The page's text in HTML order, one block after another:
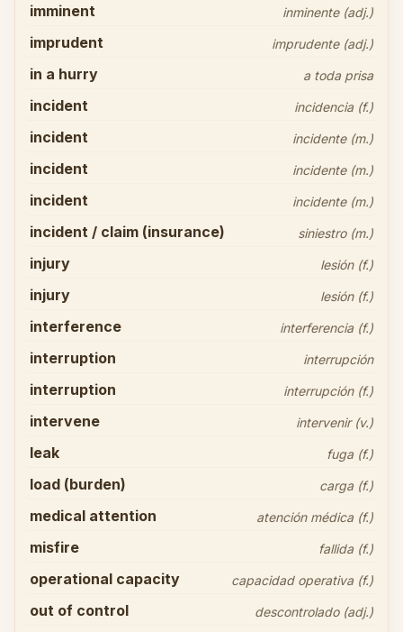
imminent inminente (adj.)
imprudent imprudente (adj.)
in a hurry a toda prisa
incident incidencia (f.)
incident incidente (m.)
incident incidente (m.)
incident incidente (m.)
incident / claim (insurance) siniestro (m.)
injury lesión (f.)
injury lesión (f.)
interference interferencia (f.)
interruption interrupción
interruption interrupción (f.)
intervene intervenir (v.)
leak fuga (f.)
load (burden) carga (f.)
medical attention atención médica (f.)
misfire fallida (f.)
operational capacity capacidad operativa (f.)
out of control descontrolado (adj.)